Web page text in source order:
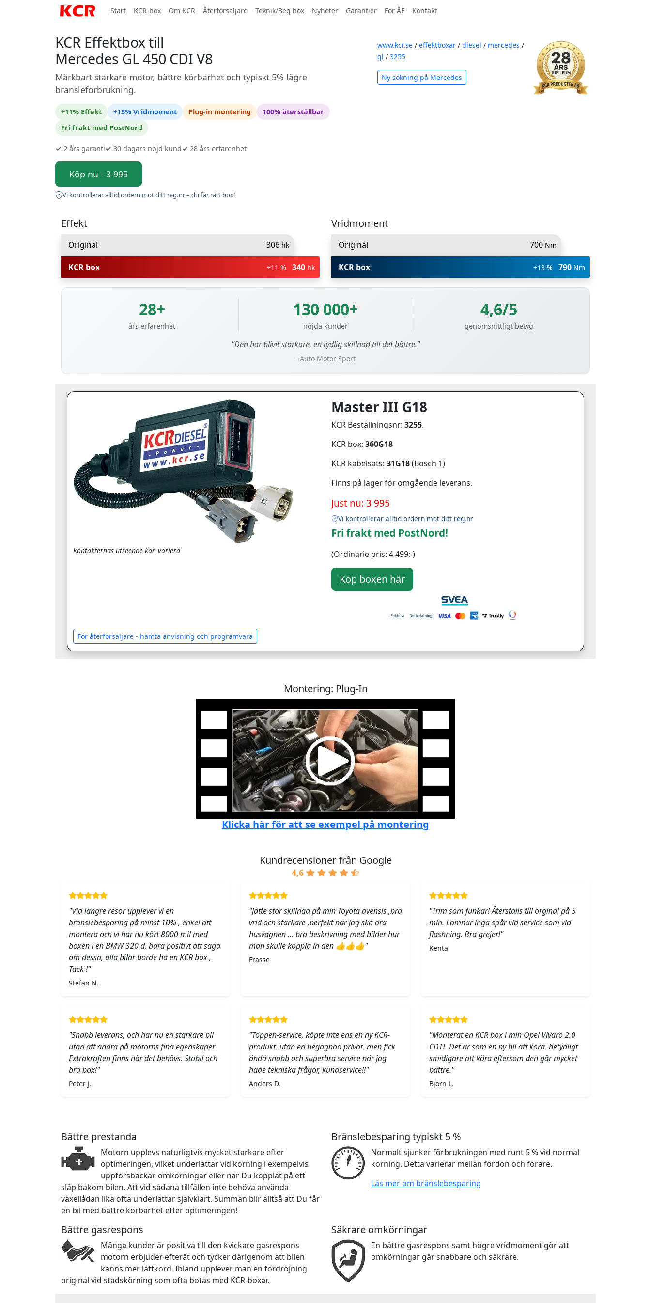
Start KCR-box Om KCR Återförsäljare Teknik/Beg box Nyheter Garantier För ÅF Kontakt
KCR Effektbox till
Mercedes GL 450 CDI V8
Märkbart starkare motor, bättre körbarhet och typiskt 5% lägre
bränsleförbrukning.
+11% Effekt +13% Vridmoment Plug-in montering
100% återställbar
Fri frakt med PostNord
✓ 2 års garanti✓ 30 dagars nöjd kund✓ 28 års erfarenhet
Köp nu - 3 995
Vi kontrollerar alltid ordern mot ditt reg.nr – du får rätt box!
www.kcr.se / effektboxar / diesel / mercedes /
gl / 3255
Ny sökning på Mercedes
Effekt
Original 306 hk
KCR box +11 % 340 hk
Vridmoment
Original 700 Nm
KCR box +13 % 790 Nm
28+
års erfarenhet
130 000+
nöjda kunder
4,6/5
genomsnittligt betyg
"Den har blivit starkare, en tydlig skillnad till det bättre."
- Auto Motor Sport
Kontakternas utseende kan variera
Master III G18
KCR Beställningsnr: 3255.
KCR box: 360G18
KCR kabelsats: 31G18(Bosch 1)
Finns på lager för omgående leverans.
Just nu: 3 995
Vi kontrollerar alltid ordern mot ditt reg.nr
Fri frakt med PostNord!
(Ordinarie pris: 4 499:-)
För återförsäljare - hämta anvisning och programvara
Montering: Plug-In
Klicka här för att se exempel på montering
Kundrecensioner från Google
4,6
"Vid längre resor upplever vi en
bränslebesparing på minst 10% , enkel att
montera och vi har nu kört 8000 mil med
boxen i en BMW 320 d, bara positivt att säga
om dessa, alla bilar borde ha en KCR box ,
Tack !"
Stefan N.
"Jätte stor skillnad på min Toyota avensis ,bra
vrid och starkare ,perfekt när jag ska dra
husvagnen … bra beskrivning med bilder hur
man skulle koppla in den 👍👍👍"
Frasse
"Trim som funkar! Återställs till orginal på 5
min. Lämnar inga spår vid service som vid
flashning. Bra grejer!"
Kenta
"Snabb leverans, och har nu en starkare bil
utan att ändra på motorns fina egenskaper.
Extrakraften finns när det behövs. Stabil och
bra box!"
Peter J.
"Toppen-service, köpte inte ens en ny KCR-
produkt, utan en begagnad privat, men fick
ändå snabb och superbra service när jag
hade tekniska frågor, kundservice!!"
Anders D.
"Monterat en KCR box i min Opel Vivaro 2.0
CDTI. Det är som en ny bil att köra, betydligt
smidigare att köra eftersom den går mycket
bättre."
Björn L.
Bättre prestanda
Motorn upplevs naturligtvis mycket starkare efter
optimeringen, vilket underlättar vid körning i exempelvis
uppförsbackar, omkörningar eller när Du kopplat på ett
släp bakom bilen. Att vid sådana tillfällen inte behöva använda
växellådan lika ofta underlättar självklart. Summan blir alltså att Du får
en bil med bättre körbarhet efter optimeringen!
Bränslebesparing typiskt 5 %
Normalt sjunker förbrukningen med runt 5 % vid normal
körning. Detta varierar mellan fordon och förare.
Läs mer om bränslebesparing
Bättre gasrespons
Många kunder är positiva till den kvickare gasrespons
motorn erbjuder efteråt och tycker därigenom att bilen
känns mer lättkörd. Ibland upplever man en fördröjning
original vid stadskörning som ofta botas med KCR-boxar.
Säkrare omkörningar
En bättre gasrespons samt högre vridmoment gör att
omkörningar går snabbare och säkrare.